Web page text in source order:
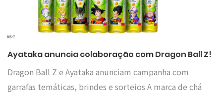
Ayataka anuncia colaboração com Dragon Ball Z!
Dragon Ball Z e Ayataka anunciam campanha com
garrafas temáticas, brindes e sorteios A marca de chá